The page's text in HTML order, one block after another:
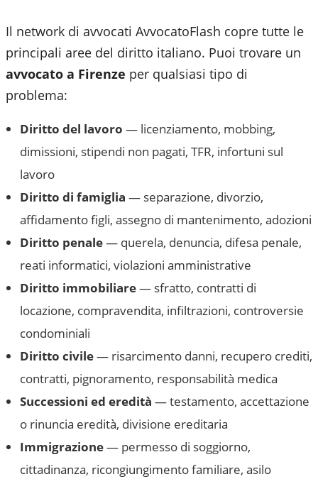
Il network di avvocati AvvocatoFlash copre tutte le
principali aree del diritto italiano. Puoi trovare un
avvocato a Firenze per qualsiasi tipo di
problema:
Diritto del lavoro — licenziamento, mobbing,
dimissioni, stipendi non pagati, TFR, infortuni sul
lavoro
Diritto di famiglia — separazione, divorzio,
affidamento figli, assegno di mantenimento, adozioni
Diritto penale— querela, denuncia, difesa penale,
reati informatici, violazioni amministrative
Diritto immobiliare— sfratto, contratti di
locazione, compravendita, infiltrazioni, controversie
condominiali
Diritto civile— risarcimento danni, recupero crediti,
contratti, pignoramento, responsabilità medica
Successioni ed eredità — testamento, accettazione
o rinuncia eredità, divisione ereditaria
Immigrazione— permesso di soggiorno,
cittadinanza, ricongiungimento familiare, asilo